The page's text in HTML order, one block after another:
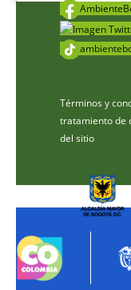
Términos y
tratamiento de
del sitio